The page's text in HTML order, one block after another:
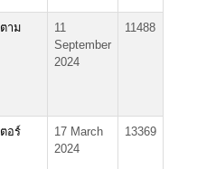
าม
11
September
2024
11488
อร์
17 March
2024
13369